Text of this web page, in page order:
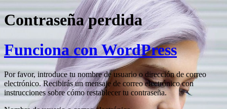
Contraseña perdida
Funciona con WordPress
Por favor, introduce tu nombre de usuario o dirección de correo
electrónico. Recibirás un mensaje de correo electrónico con
instrucciones sobre cómo restablecer tu contraseña.